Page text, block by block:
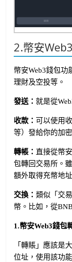
2.幣安
幣安Web3錢包功
理財及空投等。
發送：就是從
收款： 可以使用
等）發給你的加
轉帳： 直接從幣
包轉回交易所。
額外取得充幣地
交換：類似「交
幣。比如，從
1.幣安Web3錢包
「轉賬」應該是
位址，使用該功